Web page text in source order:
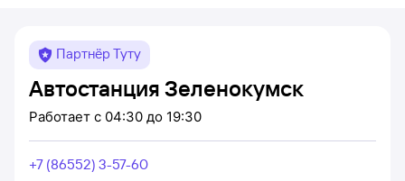
Партнёр Туту
Автостанция Зеленокумск
Работает с 04:30 до 19:30
+7 (86552) 3-57-60